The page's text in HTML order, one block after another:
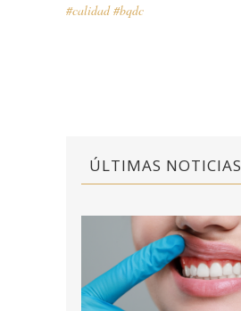
#calidad #bqdc
ÚLTIMAS NOTICIAS